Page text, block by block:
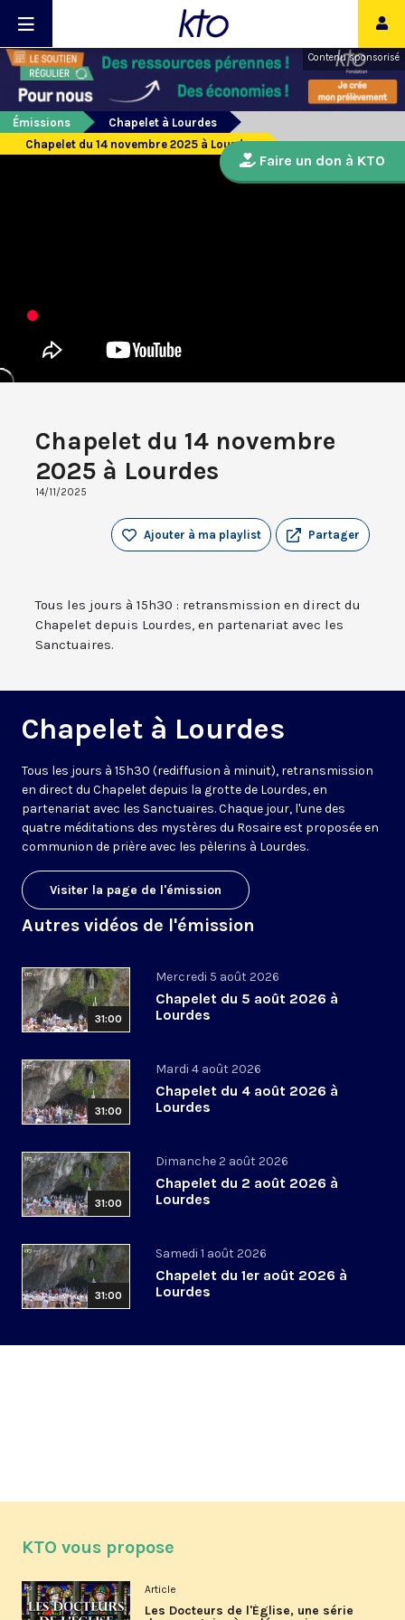
Contenu sponsorisé
Émissions
Chapelet à Lourdes
Chapelet du 14 novembre 2025 à Lourdes
Chapelet du 14 novembre
2025 à Lourdes
14/11/2025
Partager
Ajouter à ma playlist
Tous les jours à 15h30 : retransmission en direct du
Chapelet depuis Lourdes, en partenariat avec les
Sanctuaires.
Chapelet à Lourdes
Tous les jours à 15h30 (rediffusion à minuit), retransmission
en direct du Chapelet depuis la grotte de Lourdes, en
partenariat avec les Sanctuaires. Chaque jour, l'une des
quatre méditations des mystères du Rosaire est proposée en
communion de prière avec les pèlerins à Lourdes.
Visiter la page de l'émission
Autres vidéos de l'émission
31:00
Mercredi 5 août 2026
Chapelet du 5 août 2026 à
Lourdes
31:00
Mardi 4 août 2026
Chapelet du 4 août 2026 à
Lourdes
31:00
Dimanche 2 août 2026
Chapelet du 2 août 2026 à
Lourdes
31:00
Samedi 1 août 2026
Chapelet du 1er août 2026 à
Lourdes
Faire un don à KTO
KTO vous propose
Article
Les Docteurs de l'Église, une série